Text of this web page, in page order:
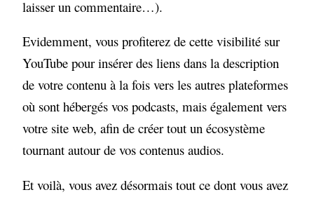
laisser un commentaire…).
Evidemment, vous profiterez de cette visibilité sur
YouTube pour insérer des liens dans la description
de votre contenu à la fois vers les autres plateformes
où sont hébergés vos podcasts, mais également vers
votre site web, afin de créer tout un écosystème
tournant autour de vos contenus audios.
Et voilà, vous avez désormais tout ce dont vous avez